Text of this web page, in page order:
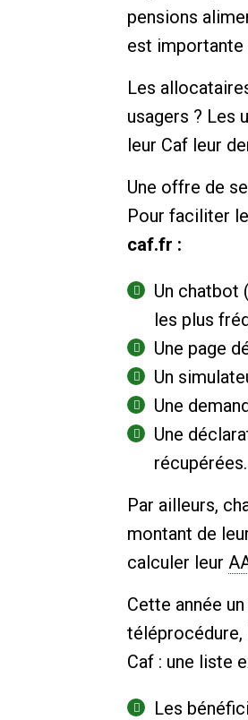
pensions
est importante
Les
usagers ? Les
leur Caf leur
Une offre de
Pour faciliter
caf.fr :
Un chatbot
les plus
Une page
Un
Une
Une
récupérées.
Par ailleurs,
montant de
calculer leur
Cette année
téléprocédure,
Caf : une liste
Les